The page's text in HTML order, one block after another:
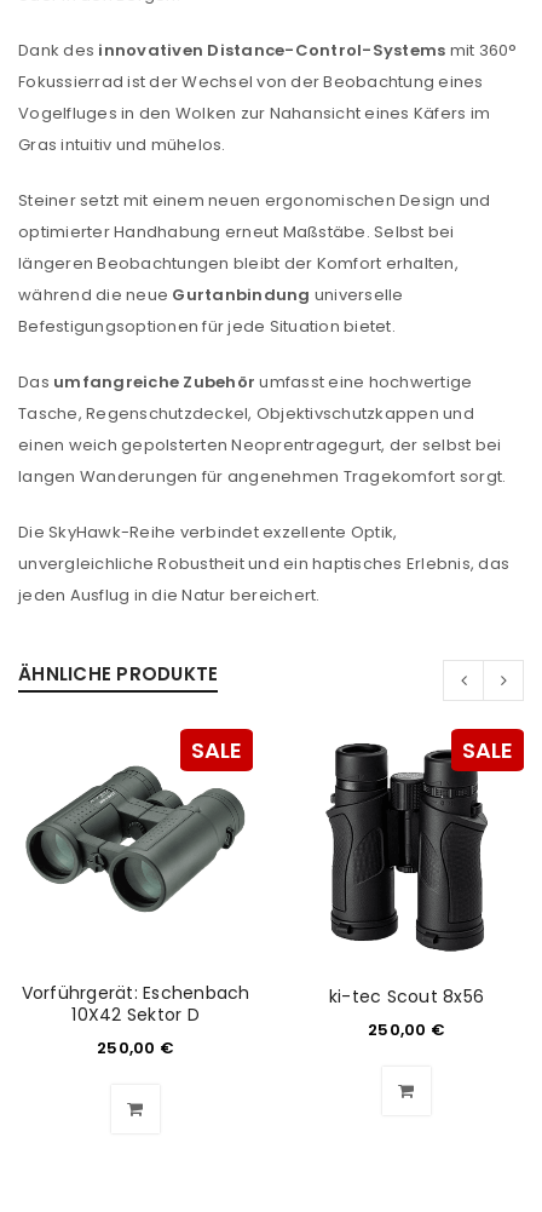
ANMELDEN
Benutzername oder E-Mail-Adresse*
WP Captcha
Dank des innovativen Distance-Control-Systems mit 360°
Fokussierrad ist der Wechsel von der Beobachtung eines
Vogelfluges in den Wolken zur Nahansicht eines Käfers im
Gras intuitiv und mühelos.
Steiner setzt mit einem neuen ergonomischen Design und
optimierter Handhabung erneut Maßstäbe. Selbst bei
längeren Beobachtungen bleibt der Komfort erhalten,
während die neue Gurtanbindung universelle
Befestigungsoptionen für jede Situation bietet.
Das umfangreiche Zubehör umfasst eine hochwertige
Tasche, Regenschutzdeckel, Objektivschutzkappen und
einen weich gepolsterten Neoprentragegurt, der selbst bei
langen Wanderungen für angenehmen Tragekomfort sorgt.
Die SkyHawk-Reihe verbindet exzellente Optik,
unvergleichliche Robustheit und ein haptisches Erlebnis, das
jeden Ausflug in die Natur bereichert.
ÄHNLICHE PRODUKTE
SALE
Vorführgerät: Eschenbach
10X42 Sektor D
250,00 €
SALE
ki-tec Scout 8x56
250,00 €